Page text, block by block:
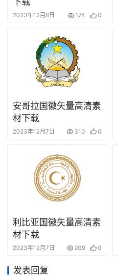
2023年12月8日 174 0
安哥拉国徽矢量高清素
材下载
2023年12月7日 310 0
利比亚国徽矢量高清素
材下载
2023年12月7日 209 0
发表回复